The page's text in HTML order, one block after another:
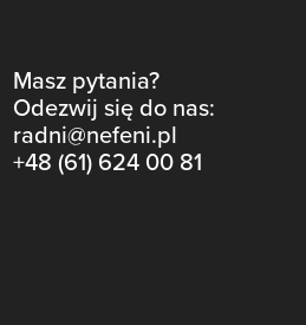
Masz pytania?
Odezwij się do nas:
radni@nefeni.pl
+48 (61) 624 00 81